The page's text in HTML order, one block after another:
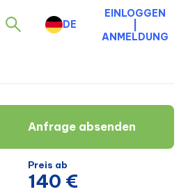
DE
EINLOGGEN
ANMELDUNG
Anfrage absenden
Preis ab
140 €